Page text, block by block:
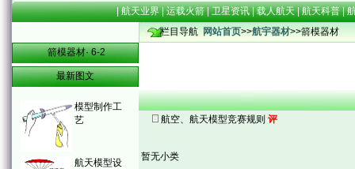
| 航天业界| 运载火箭| 卫星资讯| 载人航天| 航天科普|
箭模器材· 6-2
最新图文
模型制作工
艺
航天模型设
栏目导航 网站首页>>航宇器材>>箭模器材
航空、航天模型竞赛规则 评
暂无小类